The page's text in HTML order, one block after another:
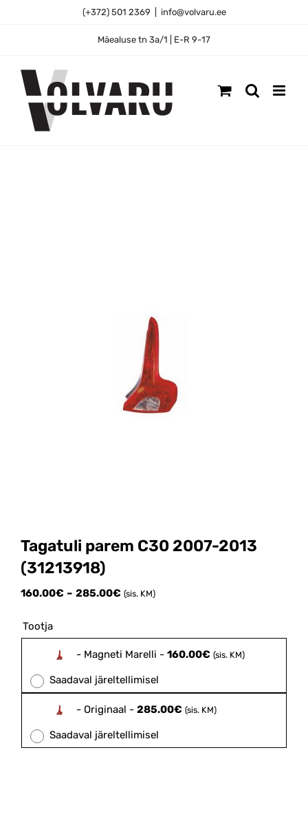
(+372) 501 2369 info@volvaru.ee
Mäealuse tn 3a/1 | E-R 9-17
Tagatuli parem C30 2007-2013
(31213918)
160.00€ – 285.00€ Price
through
285.00€
(sis. KM)
Tootja
- Magneti Marelli - 160.00€ (sis. KM)
Saadaval järeltellimisel
- Originaal - 285.00€ (sis. KM)
Saadaval järeltellimisel